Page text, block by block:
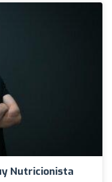
Nutricionista